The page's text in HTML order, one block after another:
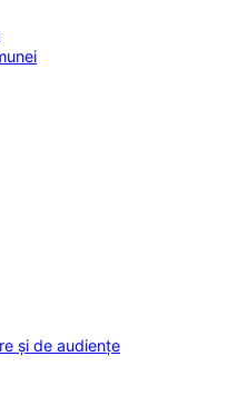
și de audiențe